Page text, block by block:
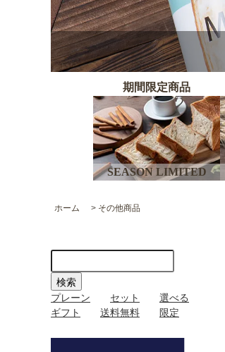
SEASON LIMITED
期間限定商品
ホーム > その他商品
プレーン セット
選べる
ギフト
送料無料 限定